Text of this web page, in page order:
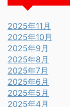
2025年11月
2025年10月
2025年9月
2025年8月
2025年7月
2025年6月
2025年5月
2025年4月